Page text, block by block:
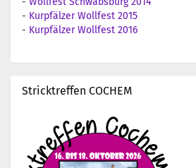
- Kurpfälzer Wollfest 2015
- Kurpfälzer Wollfest 2016
Stricktreffen COCHEM